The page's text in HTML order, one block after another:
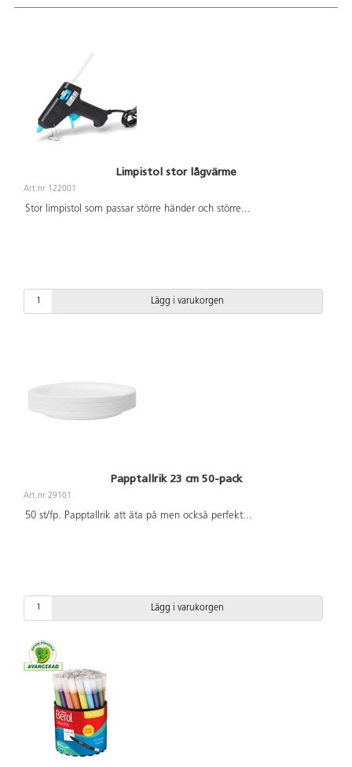
Limpistol stor lågvärme
Art.nr 122001
Stor limpistol som passar större händer och större...
Lägg i varukorgen
Papptallrik 23 cm 50-pack
Art.nr 29101
50 st/fp. Papptallrik att äta på men också perfekt...
Lägg i varukorgen